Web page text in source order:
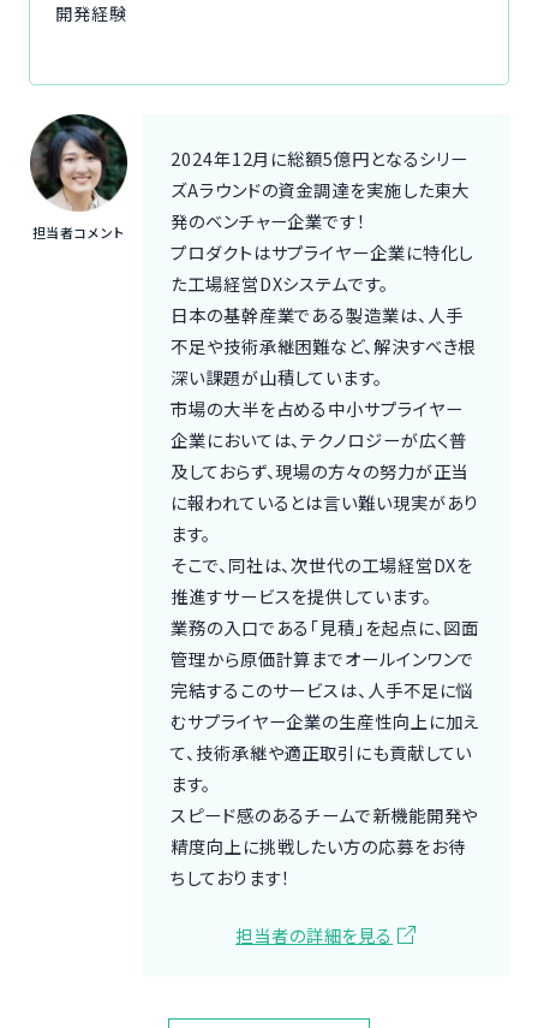
開発経験
担当者コメント
2024年12月に総額5億円となるシリー
ズAラウンドの資金調達を実施した東大
発のベンチャー企業です！
プロダクトはサプライヤー企業に特化し
た工場経営DXシステムです。
日本の基幹産業である製造業は、人手
不足や技術承継困難など、解決すべき根
深い課題が山積しています。
市場の大半を占める中小サプライヤー
企業においては、テクノロジーが広く普
及しておらず、現場の方々の努力が正当
に報われているとは言い難い現実があり
ます。
そこで、同社は、次世代の工場経営DXを
推進すサービスを提供しています。
業務の入口である「見積」を起点に、図面
管理から原価計算までオールインワンで
完結するこのサービスは、人手不足に悩
むサプライヤー企業の生産性向上に加え
て、技術承継や適正取引にも貢献してい
ます。
スピード感のあるチームで新機能開発や
精度向上に挑戦したい方の応募をお待
ちしております！
担当者の詳細を見る